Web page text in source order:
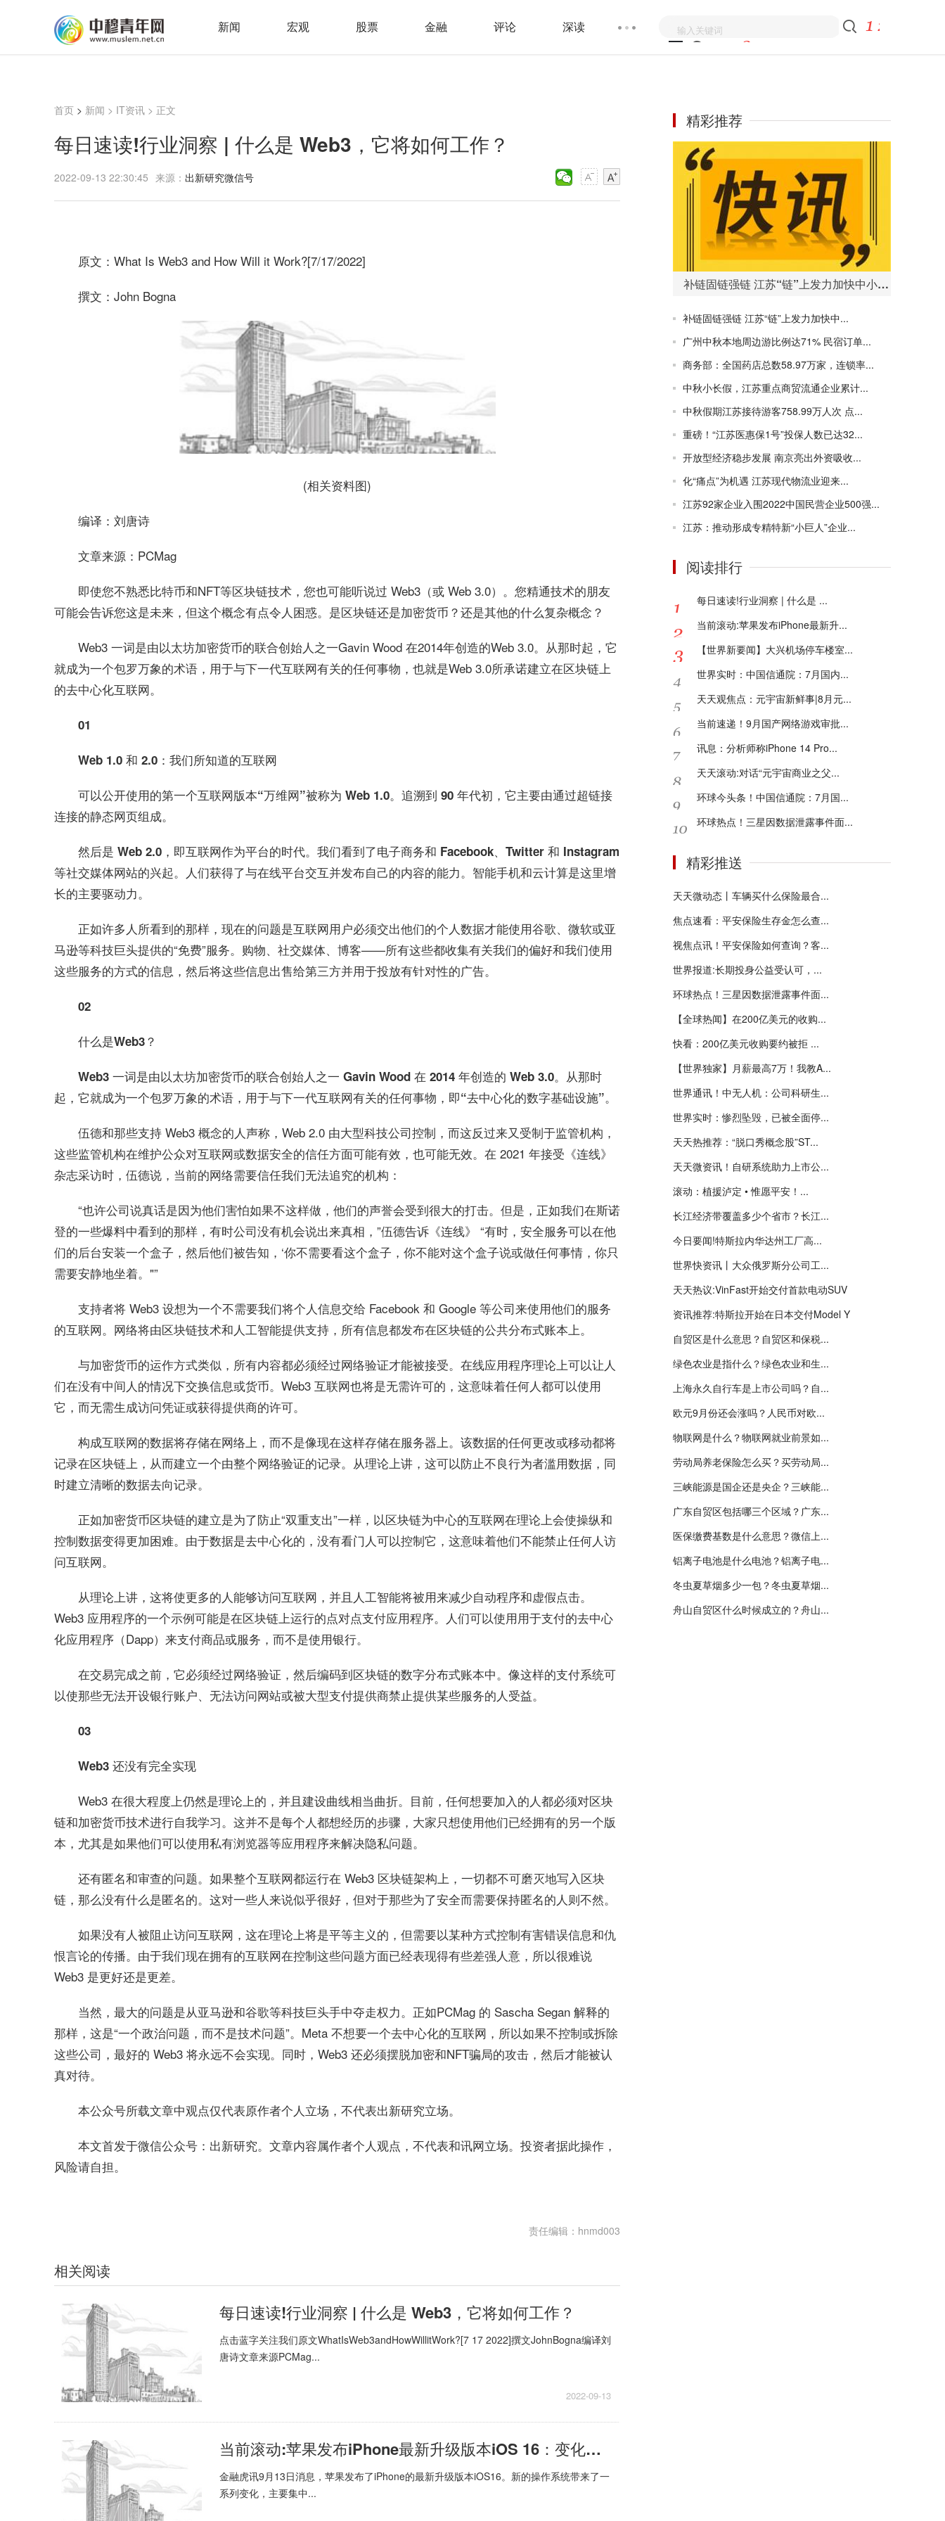
新闻 宏观 股票 金融 评论 深读
首页 > 新闻 > IT资讯 > 正文
每日速读!行业洞察 | 什么是 Web3，它将如何工作？
2022-09-13 22:30:45 来源： 出新研究微信号
原文：What Is Web3 and How Will it Work?[7/17/2022]
撰文：John Bogna
(相关资料图)
编译：刘唐诗
文章来源：PCMag
即使您不熟悉比特币和NFT等区块链技术，您也可能听说过 Web3（或 Web 3.0）。您精通技术的朋友
可能会告诉您这是未来，但这个概念有点令人困惑。是区块链还是加密货币？还是其他的什么复杂概念？
Web3 一词是由以太坊加密货币的联合创始人之一Gavin Wood 在2014年创造的Web 3.0。从那时起，它
就成为一个包罗万象的术语，用于与下一代互联网有关的任何事物，也就是Web 3.0所承诺建立在区块链上
的去中心化互联网。
01
Web 1.0 和 2.0：我们所知道的互联网
可以公开使用的第一个互联网版本“万维网”被称为 Web 1.0。追溯到 90 年代初，它主要由通过超链接
连接的静态网页组成。
然后是 Web 2.0，即互联网作为平台的时代。我们看到了电子商务和 Facebook、Twitter 和 Instagram
等社交媒体网站的兴起。人们获得了与在线平台交互并发布自己的内容的能力。智能手机和云计算是这里增
长的主要驱动力。
正如许多人所看到的那样，现在的问题是互联网用户必须交出他们的个人数据才能使用谷歌、微软或亚
马逊等科技巨头提供的“免费”服务。购物、社交媒体、博客——所有这些都收集有关我们的偏好和我们使用
这些服务的方式的信息，然后将这些信息出售给第三方并用于投放有针对性的广告。
02
什么是Web3？
Web3 一词是由以太坊加密货币的联合创始人之一 Gavin Wood 在 2014 年创造的 Web 3.0。从那时
起，它就成为一个包罗万象的术语，用于与下一代互联网有关的任何事物，即“去中心化的数字基础设施”。
伍德和那些支持 Web3 概念的人声称，Web 2.0 由大型科技公司控制，而这反过来又受制于监管机构，
这些监管机构在维护公众对互联网或数据安全的信任方面可能有效，也可能无效。在 2021 年接受《连线》
杂志采访时，伍德说，当前的网络需要信任我们无法追究的机构：
“也许公司说真话是因为他们害怕如果不这样做，他们的声誉会受到很大的打击。但是，正如我们在斯诺
登的一些爆料中看到的那样，有时公司没有机会说出来真相，”伍德告诉《连线》 “有时，安全服务可以在他
们的后台安装一个盒子，然后他们被告知，‘你不需要看这个盒子，你不能对这个盒子说或做任何事情，你只
需要安静地坐着。"”
支持者将 Web3 设想为一个不需要我们将个人信息交给 Facebook 和 Google 等公司来使用他们的服务
的互联网。网络将由区块链技术和人工智能提供支持，所有信息都发布在区块链的公共分布式账本上。
与加密货币的运作方式类似，所有内容都必须经过网络验证才能被接受。在线应用程序理论上可以让人
们在没有中间人的情况下交换信息或货币。Web3 互联网也将是无需许可的，这意味着任何人都可以使用
它，而无需生成访问凭证或获得提供商的许可。
构成互联网的数据将存储在网络上，而不是像现在这样存储在服务器上。该数据的任何更改或移动都将
记录在区块链上，从而建立一个由整个网络验证的记录。从理论上讲，这可以防止不良行为者滥用数据，同
时建立清晰的数据去向记录。
正如加密货币区块链的建立是为了防止“双重支出”一样，以区块链为中心的互联网在理论上会使操纵和
控制数据变得更加困难。由于数据是去中心化的，没有看门人可以控制它，这意味着他们不能禁止任何人访
问互联网。
从理论上讲，这将使更多的人能够访问互联网，并且人工智能将被用来减少自动程序和虚假点击。
Web3 应用程序的一个示例可能是在区块链上运行的点对点支付应用程序。人们可以使用用于支付的去中心
化应用程序（Dapp）来支付商品或服务，而不是使用银行。
在交易完成之前，它必须经过网络验证，然后编码到区块链的数字分布式账本中。像这样的支付系统可
以使那些无法开设银行账户、无法访问网站或被大型支付提供商禁止提供某些服务的人受益。
03
Web3 还没有完全实现
Web3 在很大程度上仍然是理论上的，并且建设曲线相当曲折。目前，任何想要加入的人都必须对区块
链和加密货币技术进行自我学习。这并不是每个人都想经历的步骤，大家只想使用他们已经拥有的另一个版
本，尤其是如果他们可以使用私有浏览器等应用程序来解决隐私问题。
还有匿名和审查的问题。如果整个互联网都运行在 Web3 区块链架构上，一切都不可磨灭地写入区块
链，那么没有什么是匿名的。这对一些人来说似乎很好，但对于那些为了安全而需要保持匿名的人则不然。
如果没有人被阻止访问互联网，这在理论上将是平等主义的，但需要以某种方式控制有害错误信息和仇
恨言论的传播。由于我们现在拥有的互联网在控制这些问题方面已经表现得有些差强人意，所以很难说
Web3 是更好还是更差。
当然，最大的问题是从亚马逊和谷歌等科技巨头手中夺走权力。正如PCMag 的 Sascha Segan 解释的
那样，这是“一个政治问题，而不是技术问题”。Meta 不想要一个去中心化的互联网，所以如果不控制或拆除
这些公司，最好的 Web3 将永远不会实现。同时，Web3 还必须摆脱加密和NFT骗局的攻击，然后才能被认
真对待。
本公众号所载文章中观点仅代表原作者个人立场，不代表出新研究立场。
本文首发于微信公众号：出新研究。文章内容属作者个人观点，不代表和讯网立场。投资者据此操作，
风险请自担。
责任编辑：hnmd003
相关阅读
每日速读!行业洞察 | 什么是 Web3，它将如何工作？
点击蓝字关注我们原文WhatIsWeb3andHowWillitWork?[7 17 2022]撰文JohnBogna编译刘
唐诗文章来源PCMag...
2022-09-13
当前滚动:苹果发布iPhone最新升级版本iOS 16：变化主要集中在个性化方面
金融虎讯9月13日消息，苹果发布了iPhone的最新升级版本iOS16。新的操作系统带来了一
系列变化，主要集中...
精彩推荐
补链固链强链 江苏“链”上发力加快中小企业高质量发展
补链固链强链 江苏“链”上发力加快中...
广州中秋本地周边游比例达71% 民宿订单...
商务部：全国药店总数58.97万家，连锁率...
中秋小长假，江苏重点商贸流通企业累计...
中秋假期江苏接待游客758.99万人次 点...
重磅！“江苏医惠保1号”投保人数已达32...
开放型经济稳步发展 南京亮出外资吸收...
化“痛点”为机遇 江苏现代物流业迎来...
江苏92家企业入围2022中国民营企业500强...
江苏：推动形成专精特新“小巨人”企业...
阅读排行
每日速读!行业洞察 | 什么是 ...
当前滚动:苹果发布iPhone最新升...
【世界新要闻】大兴机场停车楼室...
世界实时：中国信通院：7月国内...
天天观焦点：元宇宙新鲜事|8月元...
当前速递！9月国产网络游戏审批...
讯息：分析师称iPhone 14 Pro...
天天滚动:对话“元宇宙商业之父...
环球今头条！中国信通院：7月国...
环球热点！三星因数据泄露事件面...
精彩推送
天天微动态丨车辆买什么保险最合...
焦点速看：平安保险生存金怎么查...
视焦点讯！平安保险如何查询？客...
世界报道:长期投身公益受认可，...
环球热点！三星因数据泄露事件面...
【全球热闻】在200亿美元的收购...
快看：200亿美元收购要约被拒 ...
【世界独家】月薪最高7万！我教A...
世界通讯！中无人机：公司科研生...
世界实时：惨烈坠毁，已被全面停...
天天热推荐：“脱口秀概念股”ST...
天天微资讯！自研系统助力上市公...
滚动：植援泸定 • 惟愿平安！...
长江经济带覆盖多少个省市？长江...
今日要闻!特斯拉内华达州工厂高...
世界快资讯丨大众俄罗斯分公司工...
天天热议:VinFast开始交付首款电动SUV
资讯推荐:特斯拉开始在日本交付Model Y
自贸区是什么意思？自贸区和保税...
绿色农业是指什么？绿色农业和生...
上海永久自行车是上市公司吗？自...
欧元9月份还会涨吗？人民币对欧...
物联网是什么？物联网就业前景如...
劳动局养老保险怎么买？买劳动局...
三峡能源是国企还是央企？三峡能...
广东自贸区包括哪三个区域？广东...
医保缴费基数是什么意思？微信上...
铝离子电池是什么电池？铝离子电...
冬虫夏草烟多少一包？冬虫夏草烟...
舟山自贸区什么时候成立的？舟山...